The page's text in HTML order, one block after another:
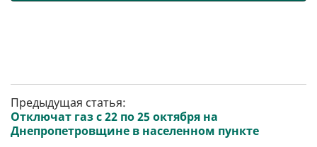
Предыдущая статья:
Отключат газ с 22 по 25 октября на
Днепропетровщине в населенном пункте